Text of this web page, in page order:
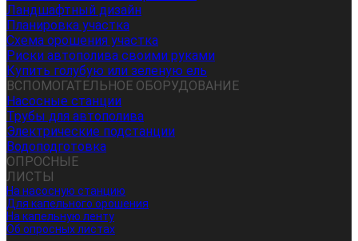
Ландшафтный дизайн
Планировка участка
Схема орошения участка
Риски автополива своими руками
Купить голубую или зеленую ель
ВСПОМОГАТЕЛЬНОЕ ОБОРУДОВАНИЕ
Насосные станции
Трубы для автополива
Электрические подстанции
Водоподготовка
ОПРОСНЫЕ
ЛИСТЫ
На насосную станцию
Для капельного орошения
На капельную ленту
Об опросных листах